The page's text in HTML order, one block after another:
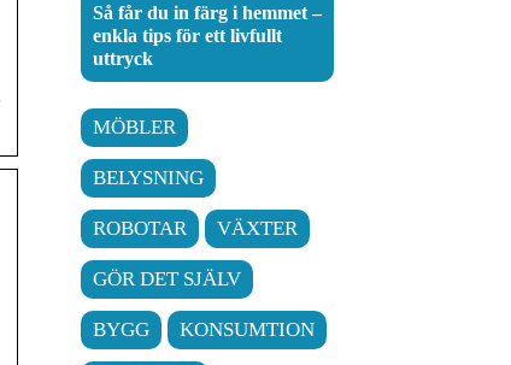
Så får du in färg i hemmet –
enkla tips för ett livfullt
uttryck
MÖBLER
BELYSNING
ROBOTAR VÄXTER
GÖR DET SJÄLV
BYGG KONSUMTION